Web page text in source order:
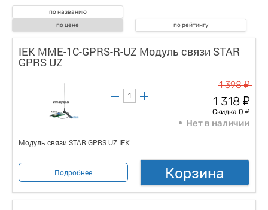
по названию
по цене
по рейтингу
IEK MME-1C-GPRS-R-UZ Модуль связи STAR
GPRS UZ
1 398у
1 318 у
Скидка 0 у
Нет в наличии
Модуль связи STAR GPRS UZ IEK
Подробнее Корзина